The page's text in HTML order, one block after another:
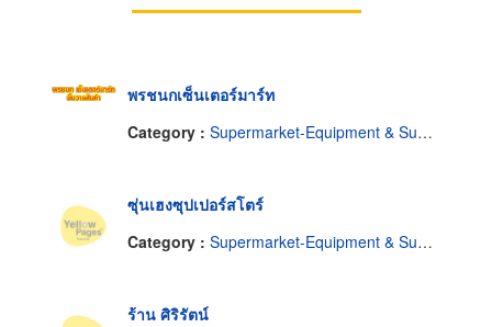
พรชนกเซ็นเตอร์มาร์ท
Category : Supermarket-Equipment & Supplies
ซุ่นเฮงซุปเปอร์สโตร์
Category : Supermarket-Equipment & Supplies
ร้าน ศิริรัตน์